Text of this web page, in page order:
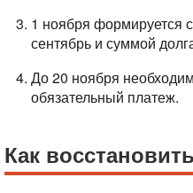
1 ноября формируется
сентябрь и суммой
До 20 ноября
обязательный платеж.
Как